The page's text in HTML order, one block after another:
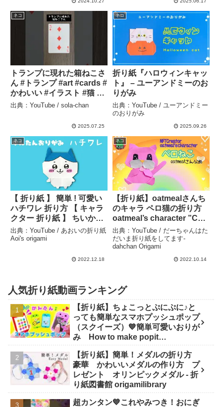
ネコ
トランプに現れた箱ねこさ
ん #トランプ #art #cards #
かわいい #イラスト #猫 –
sola-chan
出典：YouTube / sola-chan
2025.07.25
ネコ
折り紙『ハロウィンキャッ
ト』 – ユーアンドミーのお
りがみ
出典：YouTube / ユーアンドミー
のおりがみ
2025.09.26
ネコ
【 折り紙 】 簡単 ! 可愛い
ハチワレ 折り方 【 キャラ
クター 折り紙 】 ちいかわ
Origami CHIIKAWA
HACHIWARE – あおいの
出典：YouTube / あおいの折り紙
Aoi's origami
2022.12.18
ネコ
【折り紙】oatmealさんち
のキャラ ペロ猫の折り方
oatmeal’s character ”Cat
is licking ” Tutorial – だー
ちゃんはただいま折り紙を
してます-dahchan
出典：YouTube / だーちゃんはた
だいま折り紙をしてます-
dahchan Origami
2022.10.14
人気折り紙動画ランキング
【折り紙】ちょこっとぷにぷに♪と
っても簡単なスマホプッシュポップ
（スクイーズ）💙簡単可愛いおりが
み How to make popit
SodaCatOrigami 楽しい折り紙♪
【折り紙】簡単！メダルの折り方
豪華 かわいいメダルの作り方 プ
レゼント オリンピックメダル - 折
り紙図書館 origamilibrary
超カンタン💙これやみつき！おにぎ